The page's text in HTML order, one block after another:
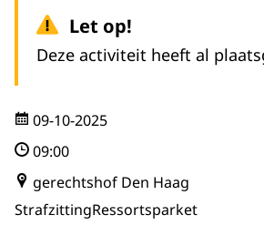
Let op!
Deze activiteit heeft al
09-10-2025
09:00
gerechtshof Den Haag
StrafzittingRessortsparket